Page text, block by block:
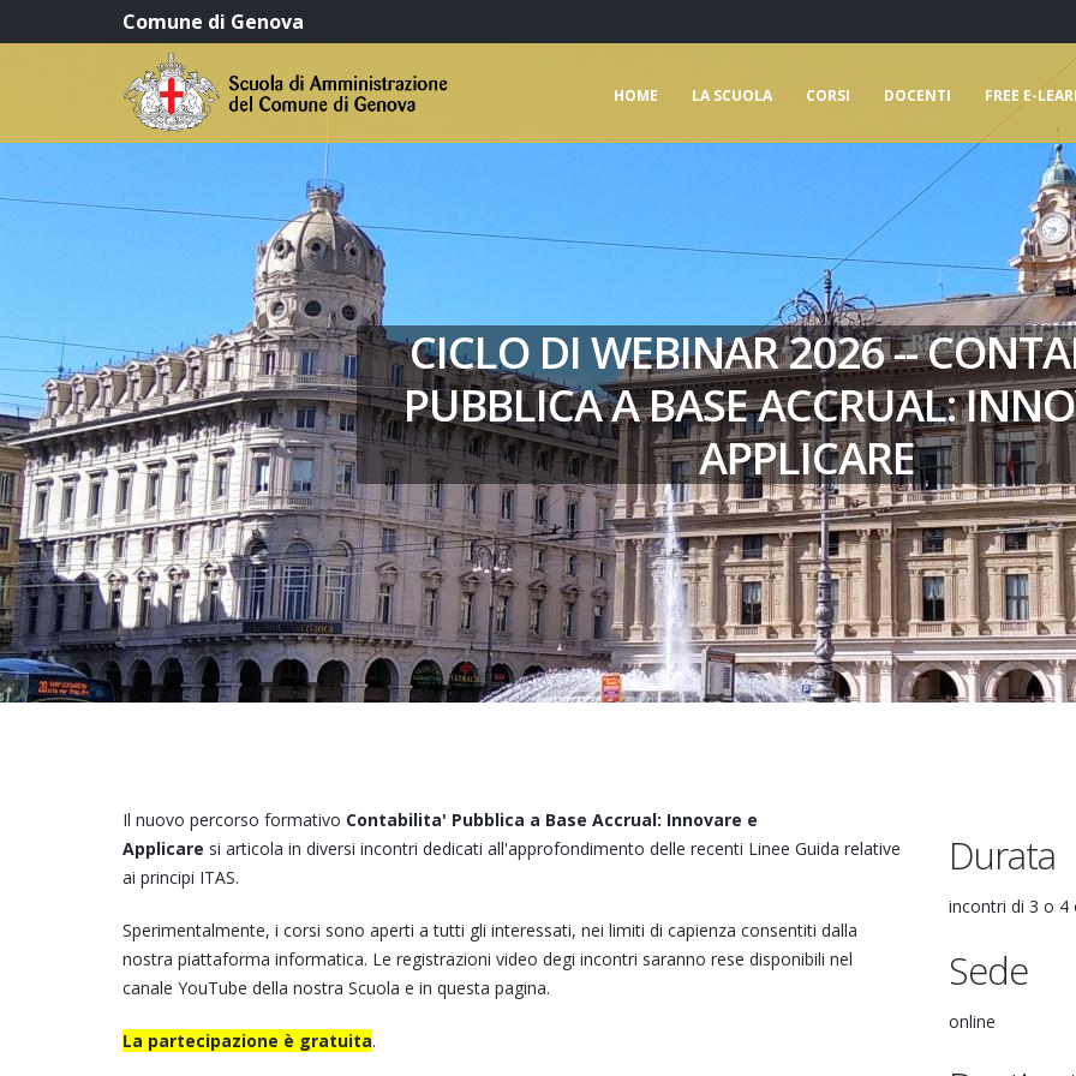
Comune di Genova
HOME LA SCUOLA CORSI DOCENTI FREE E-
CICLO DI WEBINAR 2026 --
PUBBLICA A BASE ACCRUAL:
APPLICARE
Il nuovo percorso formativo Contabilita' Pubblica a Base Accrual: Innovare e
Applicare si articola in diversi incontri dedicati all'approfondimento delle recenti Linee Guida relative
ai principi ITAS.
Sperimentalmente, i corsi sono aperti a tutti gli interessati, nei limiti di capienza consentiti dalla
nostra piattaforma informatica. Le registrazioni video degi incontri saranno rese disponibili nel
canale YouTube della nostra Scuola e in questa pagina.
La partecipazione è gratuita.
Durata
incontri di 3 o 4
Sede
online